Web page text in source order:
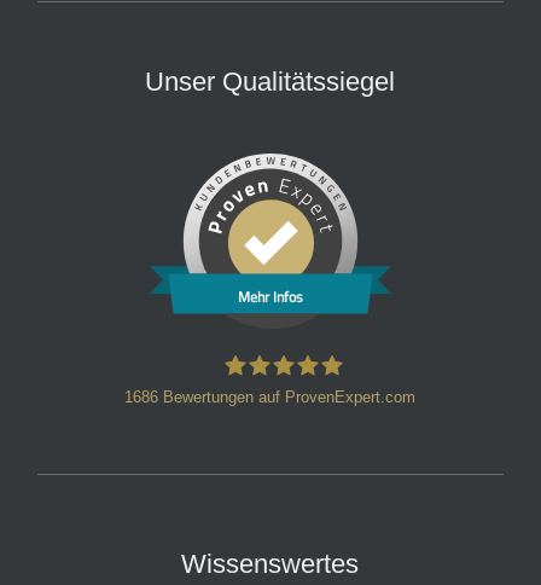
Unser Qualitätssiegel
Mehr Infos
1686 Bewertungen auf ProvenExpert.com
Wissenswertes